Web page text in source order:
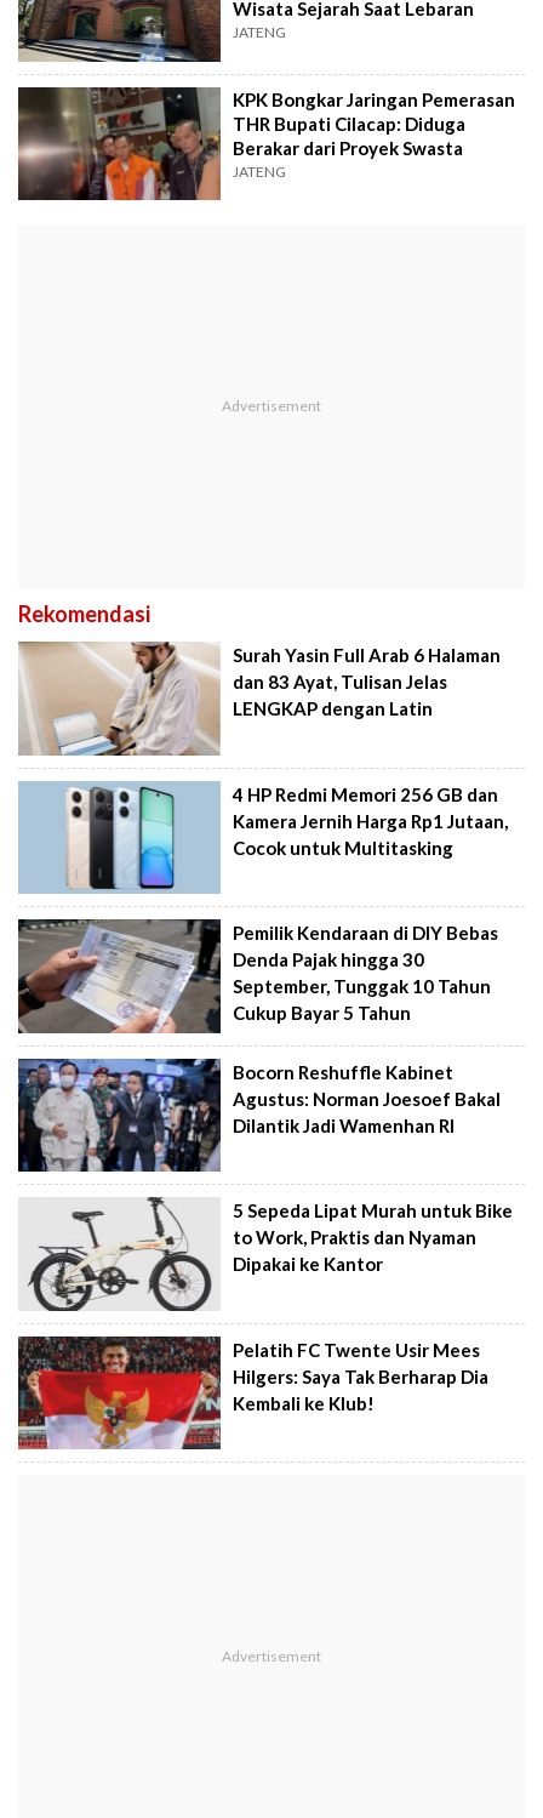
Wisata Sejarah Saat Lebaran
JATENG
KPK Bongkar Jaringan Pemerasan
THR Bupati Cilacap: Diduga
Berakar dari Proyek Swasta
JATENG
Rekomendasi
Surah Yasin Full Arab 6 Halaman
dan 83 Ayat, Tulisan Jelas
LENGKAP dengan Latin
4 HP Redmi Memori 256 GB dan
Kamera Jernih Harga Rp1 Jutaan,
Cocok untuk Multitasking
Pemilik Kendaraan di DIY Bebas
Denda Pajak hingga 30
September, Tunggak 10 Tahun
Cukup Bayar 5 Tahun
Bocorn Reshuffle Kabinet
Agustus: Norman Joesoef Bakal
Dilantik Jadi Wamenhan RI
5 Sepeda Lipat Murah untuk Bike
to Work, Praktis dan Nyaman
Dipakai ke Kantor
Pelatih FC Twente Usir Mees
Hilgers: Saya Tak Berharap Dia
Kembali ke Klub!